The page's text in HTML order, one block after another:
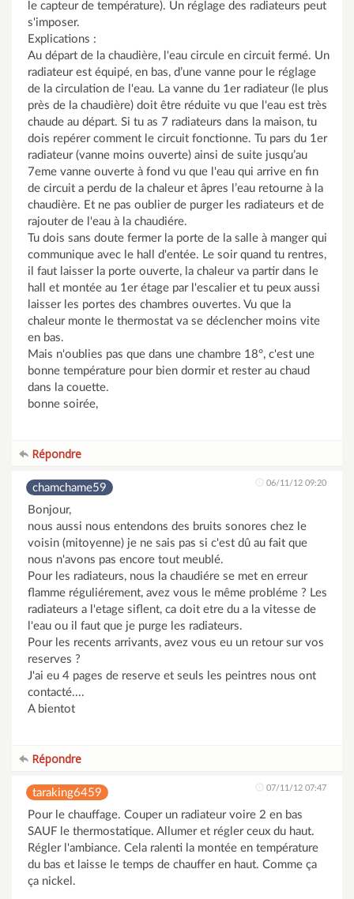
le capteur de température). Un réglage des radiateurs peut
s'imposer.
Explications :
Au départ de la chaudière, l'eau circule en circuit fermé. Un
radiateur est équipé, en bas, d’une vanne pour le réglage
de la circulation de l'eau. La vanne du 1er radiateur (le plus
près de la chaudière) doit être réduite vu que l'eau est très
chaude au départ. Si tu as 7 radiateurs dans la maison, tu
dois repérer comment le circuit fonctionne. Tu pars du 1er
radiateur (vanne moins ouverte) ainsi de suite jusqu’au
7eme vanne ouverte à fond vu que l'eau qui arrive en fin
de circuit a perdu de la chaleur et âpres l’eau retourne à la
chaudière. Et ne pas oublier de purger les radiateurs et de
rajouter de l'eau à la chaudiére.
Tu dois sans doute fermer la porte de la salle à manger qui
communique avec le hall d'entée. Le soir quand tu rentres,
il faut laisser la porte ouverte, la chaleur va partir dans le
hall et montée au 1er étage par l'escalier et tu peux aussi
laisser les portes des chambres ouvertes. Vu que la
chaleur monte le thermostat va se déclencher moins vite
en bas.
Mais n'oublies pas que dans une chambre 18°, c'est une
bonne température pour bien dormir et rester au chaud
dans la couette.
bonne soirée,
Répondre
chamchame59 06/11/12 09:20
Bonjour,
nous aussi nous entendons des bruits sonores chez le
voisin (mitoyenne) je ne sais pas si c'est dû au fait que
nous n'avons pas encore tout meublé.
Pour les radiateurs, nous la chaudiére se met en erreur
flamme réguliérement, avez vous le même probléme ? Les
radiateurs a l'etage siflent, ca doit etre du a la vitesse de
l'eau ou il faut que je purge les radiateurs.
Pour les recents arrivants, avez vous eu un retour sur vos
reserves ?
J'ai eu 4 pages de reserve et seuls les peintres nous ont
contacté....
A bientot
Répondre
taraking6459 07/11/12 07:47
Pour le chauffage. Couper un radiateur voire 2 en bas
SAUF le thermostatique. Allumer et régler ceux du haut.
Régler l'ambiance. Cela ralenti la montée en température
du bas et laisse le temps de chauffer en haut. Comme ça
ça nickel.